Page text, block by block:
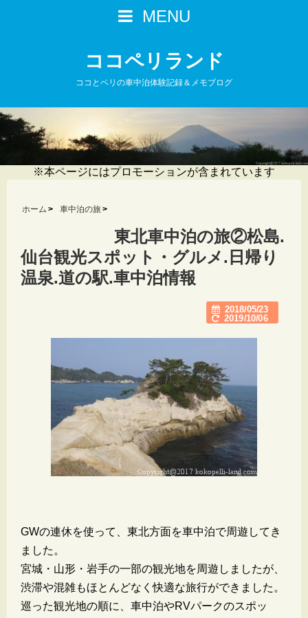
MENU
ココペリランド
ココとペリの車中泊体験記録＆メモブログ
※本ページにはプロモーションが含まれています
ホーム 車中泊の旅
東北車中泊の旅②松島.
仙台観光スポット・グルメ.日帰り
温泉.道の駅.車中泊情報
2018/05/23
2019/10/06
GWの連休を使って、東北方面を車中泊で周遊してき
ました。
宮城・山形・岩手の一部の観光地を周遊しましたが、
渋滞や混雑もほとんどなく快適な旅行ができました。
巡った観光地の順に、車中泊やRVパークのスポッ